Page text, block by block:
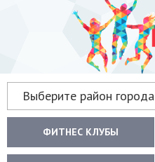
Выберите район города
ФИТНЕС КЛУБЫ